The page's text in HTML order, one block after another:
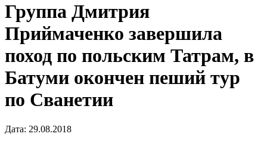
Группа Дмитрия
Приймаченко завершила
поход по польским Татрам, в
Батуми окончен пеший тур
по Сванетии
Дата: 29.08.2018